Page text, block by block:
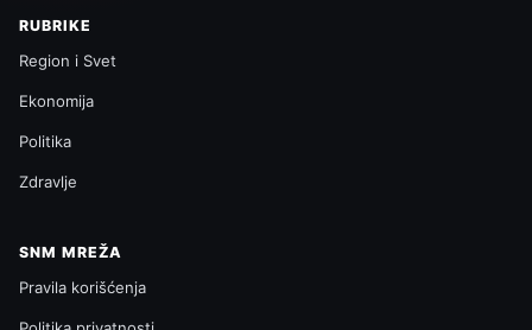
RUBRIKE
Region i Svet
Ekonomija
Politika
Zdravlje
SNM MREŽA
Pravila korišćenja